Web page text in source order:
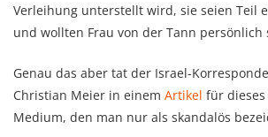
Verleihung unterstellt wird, sie seien Teil
und wollten Frau von der Tann persönlich
Genau das aber tat der Israel-
Christian Meier in einem Artikel für
Medium, den man nur als skandalös